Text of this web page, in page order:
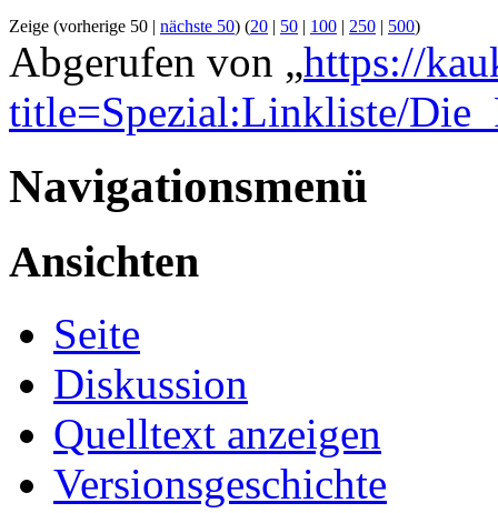
Zeige (vorherige 50 | nächste 50) (20 | 50 | 100 | 250 | 500)
Abgerufen von „https://
title=Spezial:Linkliste/
Navigationsmenü
Ansichten
Seite
Diskussion
Quelltext anzeigen
Versionsgeschichte